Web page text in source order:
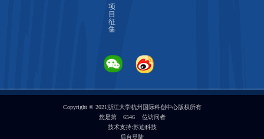
项
目
征
集
Copyright © 2021浙江大学杭州国际科创中心版权所有
您是第
6546
位访问者
技术支持:苏迪科技
后台登陆